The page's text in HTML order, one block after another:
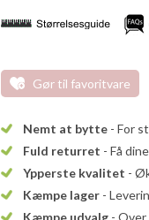
Gør til favoritvare
Nemt at bytte - For
Fuld returret - Få
Ypperste kvalitet -
Kæmpe lager -